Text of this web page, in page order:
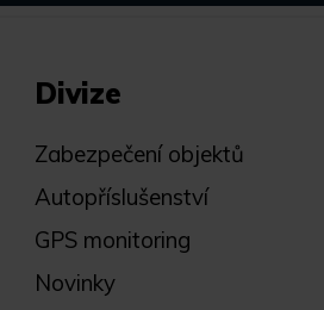
Divize
Zabezpečení objektů
Autopříslušenství
GPS monitoring
Novinky